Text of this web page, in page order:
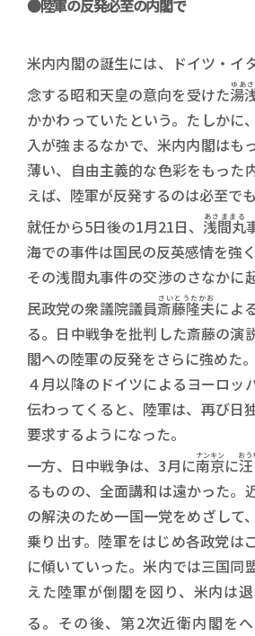
●陸軍の反発必至の内閣で
米内内閣の誕生には、ドイツ・イ
念する昭和天皇の意向を受けた湯
ゆあ
かかわっていたという。たしかに
入が強まるなかで、米内内閣はも
薄い、自由主義的な色彩をもった
えば、陸軍が反発するのは必至でも
就任から5日後の1月21日、 浅間丸
あさままる
海での事件は国民の反英感情を強
その浅間丸事件の交渉のさなかに
民政党の衆議院議員斎藤隆夫
さいとうたかお によ
る。日中戦争を批判した斎藤の演
閣への陸軍の反発をさらに強めた。
４月以降のドイツによるヨーロッ
伝わってくると、陸軍は、再び日
要求するようになった。
一方、日中戦争は、3月に南京
ナンキンにおう
るものの、全面講和は遠かった。
の解決のため一国一党をめざして
乗り出す。陸軍をはじめ各政党は
に傾いていった。米内では三国同
えた陸軍が倒閣を図り、米内は
る。その後、第2次近衛内閣を